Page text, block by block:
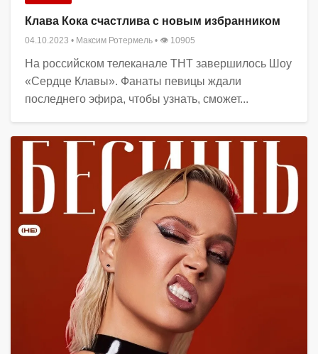
Клава Кока счастлива с новым избранником
04.10.2023 • Максим Ротермель • 👁 10905
На российском телеканале ТНТ завершилось Шоу
«Сердце Клавы». Фанаты певицы ждали
последнего эфира, чтобы узнать, сможет...